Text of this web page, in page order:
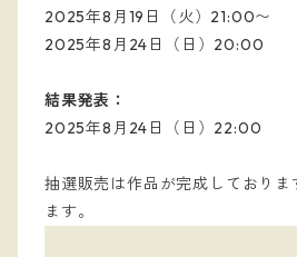
2025年8月19日（火）21:00〜
2025年8月24日（日）20:00
結果発表：
2025年8月24日（日）22:00
抽選販売は作品が完成しておりま
ます。